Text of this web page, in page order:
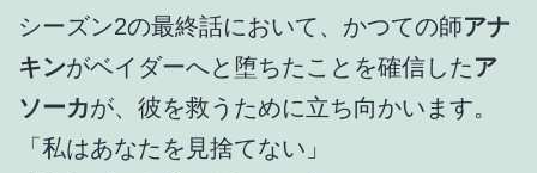
シーズン2の最終話において、かつての師アナ
キンがベイダーへと堕ちたことを確信したア
ソーカが、彼を救うために立ち向かいます。
「私はあなたを見捨てない」